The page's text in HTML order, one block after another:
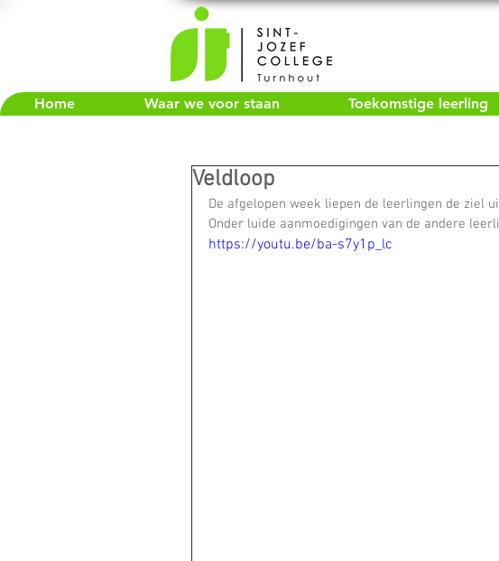
Home Waar we voor staan Toekomstige leerling
Veldloop
De afgelopen week liepen de leerlingen de ziel
Onder luide aanmoedigingen van de andere
https://youtu.be/ba-s7y1p_lc